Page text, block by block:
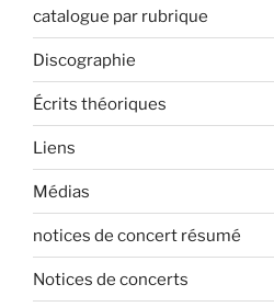
catalogue par rubrique
Discographie
Écrits théoriques
Liens
Médias
notices de concert résumé
Notices de concerts